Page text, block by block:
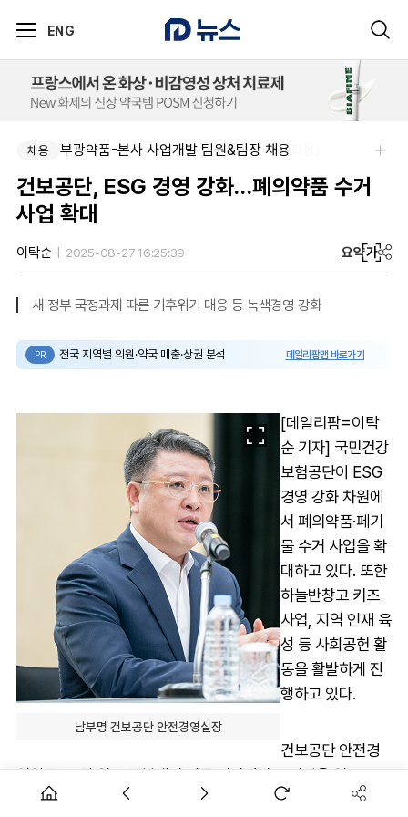
ENG
채용 신신제약-세종공장 품질관리약사(사원~과장)
채용 부광약품-본사 사업개발 팀원&팀장 채용
건보공단, ESG 경영 강화…폐의약품 수거
사업 확대
이탁순 2025-08-27 16:25:39 요약가
새 정부 국정과제 따른 기후위기 대응 등 녹색경영 강화
PR 전국 지역별 의원·약국 매출·상권 분석 데일리팜맵 바로가기
남부명 건보공단 안전경영실장
[데일리팜=이탁
순 기자] 국민건강
보험공단이 ESG
경영 강화 차원에
서 폐의약품·페기
물 수거 사업을 확
대하고 있다. 또한
하늘반창고 키즈
사업, 지역 인재 육
성 등 사회공헌 활
동을 활발하게 진
행하고 있다.
건보공단 안전경
영실은 27일 원주 본부에서 전문 기자단과 브리핑을 열고,
ESG 경영 성과와 앞으로 계획에 대해 설명했다.